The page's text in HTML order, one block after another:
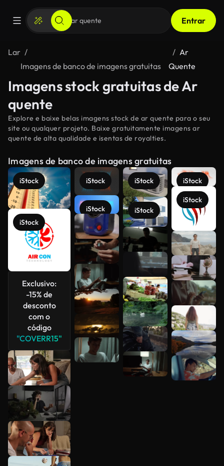
Entrar
Lar
Imagens de banco de imagens gratuitas
Ar
Quente
Imagens stock gratuitas de Ar
quente
Explore e baixe belas imagens stock de ar quente para o seu
site ou qualquer projeto. Baixe gratuitamente imagens ar
quente de alta qualidade e isentas de royalties.
Imagens de banco de imagens gratuitas
iStock
iStock
Exclusivo:
-15% de
desconto
com o
código
"COVERR15"
iStock
iStock
iStock
iStock
iStock
iStock
Veja mais